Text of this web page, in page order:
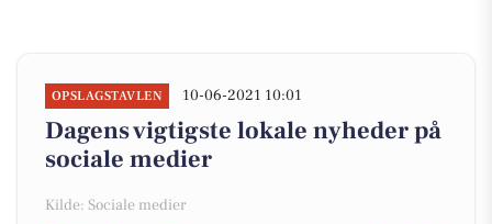
OPSLAGSTAVLEN 10-06-2021 10:01
Dagens vigtigste lokale nyheder på
sociale medier
Kilde: Sociale medier